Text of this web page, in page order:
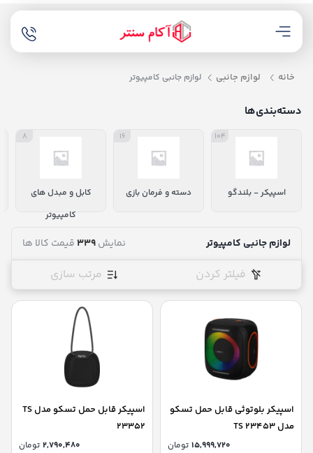
خانه لوازم جانبی لوازم جانبی کامپیوتر
دسته‌بندی‌ها
اسپیکر - بلندگو
104
دسته و فرمان بازی
16
کابل و مبدل های
کامپیوتر
8
لوازم جانبی کامپیوتر نمایش339قیمت کالا ها
فیلتر کردن مرتب سازی
اسپیکر بلوتوثی قابل حمل تسکو
مدل TS 23453
تومان
اسپیکر قابل حمل تسکو مدل TS
23352
تومان